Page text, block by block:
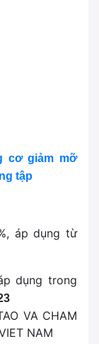
cơ giảm mỡ
tập
áp dụng từ
dụng trong
VA CHAM
NAM